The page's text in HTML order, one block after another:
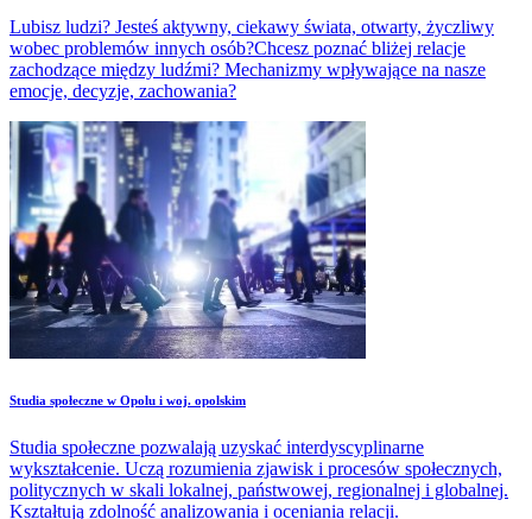
Lubisz ludzi? Jesteś aktywny, ciekawy świata, otwarty, życzliwy
wobec problemów innych osób?Chcesz poznać bliżej relacje
zachodzące między ludźmi? Mechanizmy wpływające na nasze
emocje, decyzje, zachowania?
Studia społeczne w Opolu i woj. opolskim
Studia społeczne pozwalają uzyskać interdyscyplinarne
wykształcenie. Uczą rozumienia zjawisk i procesów społecznych,
politycznych w skali lokalnej, państwowej, regionalnej i globalnej.
Kształtują zdolność analizowania i oceniania relacji.